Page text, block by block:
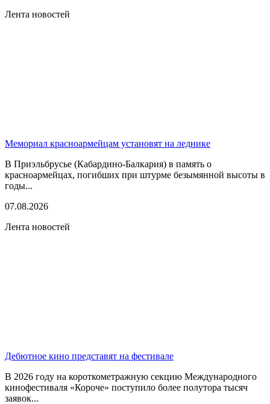
Лента новостей
Мемориал красноармейцам установят на леднике
В Приэльбрусье (Кабардино-Балкария) в память о
красноармейцах, погибших при штурме безымянной высоты в
годы...
07.08.2026
Лента новостей
Дебютное кино представят на фестивале
В 2026 году на короткометражную секцию Международного
кинофестиваля «Короче» поступило более полутора тысяч
заявок...